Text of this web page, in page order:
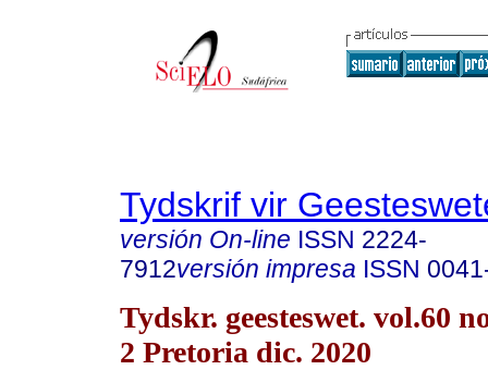
Tydskrif vir
versión On-line ISSN 2224-
7912versión impresa ISSN
Tydskr. geesteswet. vol.60
2 Pretoria dic. 2020